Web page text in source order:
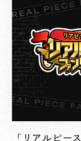
「リアルピー